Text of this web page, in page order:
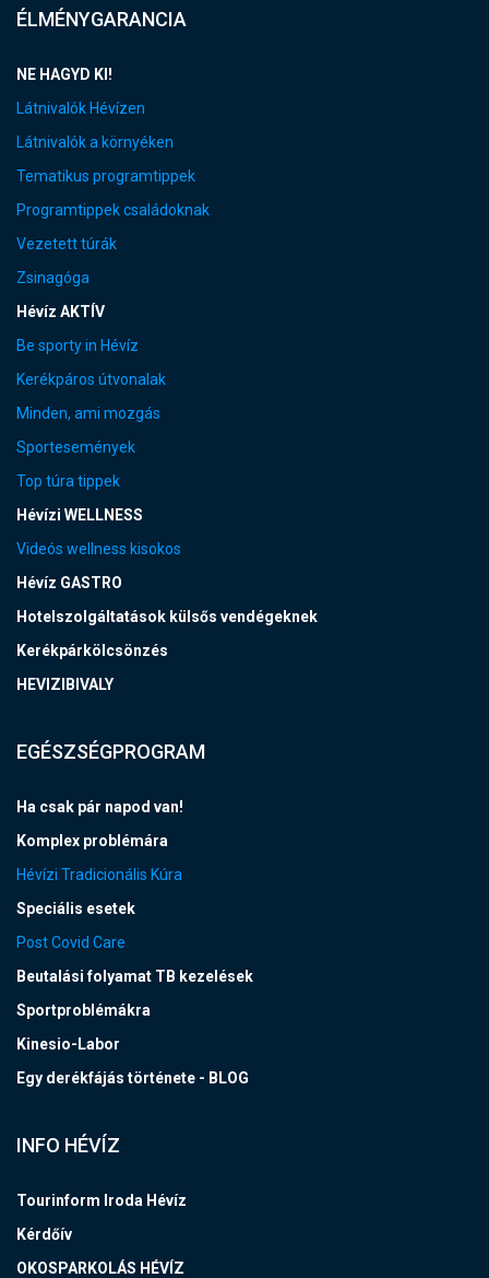
ÉLMÉNYGARANCIA
NE HAGYD KI!
Látnivalók Hévízen
Látnivalók a környéken
Tematikus programtippek
Programtippek családoknak
Vezetett túrák
Zsinagóga
Hévíz AKTÍV
Be sporty in Hévíz
Kerékpáros útvonalak
Minden, ami mozgás
Sportesemények
Top túra tippek
Hévízi WELLNESS
Videós wellness kisokos
Hévíz GASTRO
Hotelszolgáltatások külsős vendégeknek
Kerékpárkölcsönzés
HEVIZIBIVALY
EGÉSZSÉGPROGRAM
Ha csak pár napod van!
Komplex problémára
Hévízi Tradicionális Kúra
Speciális esetek
Post Covid Care
Beutalási folyamat TB kezelések
Sportproblémákra
Kinesio-Labor
Egy derékfájás története - BLOG
INFO HÉVÍZ
Tourinform Iroda Hévíz
Kérdőív
OKOSPARKOLÁS HÉVÍZ